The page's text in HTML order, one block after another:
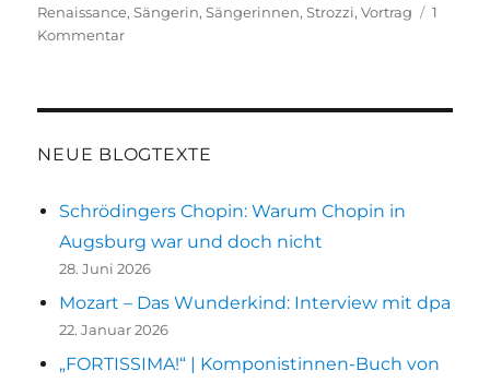
Renaissance,Sängerin,Sängerinnen,Strozzi,Vortrag
1
Kommentarzu
Vortrag
NEUE BLOGTEXTE
Schrödingers Chopin: Warum Chopin in
Augsburg war und doch nicht
28. Juni 2026
Mozart – Das Wunderkind: Interview mit dpa
22. Januar 2026
„FORTISSIMA!“ | Komponistinnen-Buch von